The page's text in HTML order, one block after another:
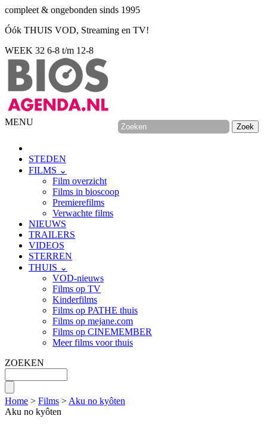
compleet & ongebonden sinds 1995
Óók THUIS VOD, Streaming en TV!
WEEK 32 6-8 t/m 12-8
MENU
STEDEN
FILMS ⌄
Film overzicht
Films in bioscoop
Premierefilms
Verwachte films
NIEUWS
TRAILERS
VIDEOS
STERREN
THUIS ⌄
VOD-nieuws
Films op TV
Kinderfilms
Films op PATHE thuis
Films op mejane.com
Films op CINEMEMBER
Meer films voor thuis
ZOEKEN
Home > Films > Aku no kyôten
Aku no kyôten